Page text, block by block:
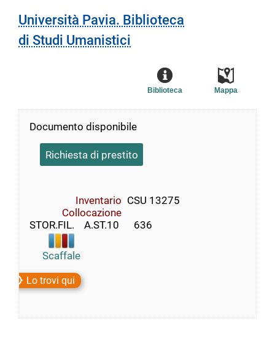
Università Pavia. Biblioteca
di Studi Umanistici
Mappa
Biblioteca
Documento disponibile
Richiesta di prestito
Inventario CSU 13275
Collocazione
STOR.FIL.    A.ST.10      636
Scaffale
Lo trovi qui